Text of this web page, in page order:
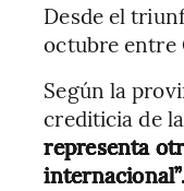
Desde el
octubre entre
Según la
crediticia de
representa